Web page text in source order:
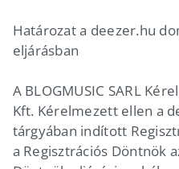
Határozat a deezer.hu
eljárásban
A BLOGMUSIC SARL
Kft. Kérelmezett ellen a
tárgyában indított
a Regisztrációs Döntnök